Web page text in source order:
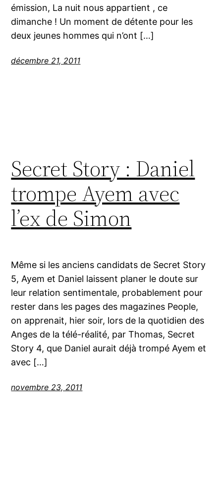
émission, La nuit nous appartient , ce
dimanche ! Un moment de détente pour les
deux jeunes hommes qui n’ont […]
décembre 21, 2011
Secret Story : Daniel
trompe Ayem avec
l’ex de Simon
Même si les anciens candidats de Secret Story
5, Ayem et Daniel laissent planer le doute sur
leur relation sentimentale, probablement pour
rester dans les pages des magazines People,
on apprenait, hier soir, lors de la quotidien des
Anges de la télé-réalité, par Thomas, Secret
Story 4, que Daniel aurait déjà trompé Ayem et
avec […]
novembre 23, 2011